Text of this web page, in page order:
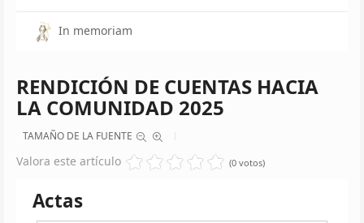
In memoriam
RENDICIÓN DE CUENTAS HACIA
LA COMUNIDAD 2025
TAMAÑO DE LA FUENTE
Valora este artículo (0 votos)
Actas